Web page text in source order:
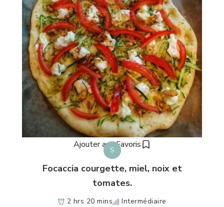
Ajouter aux Favoris
S
Focaccia courgette, miel, noix et
tomates.
2 hrs 20 mins Intermédiaire